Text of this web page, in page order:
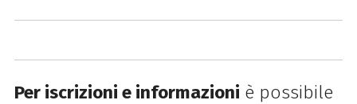
Per iscrizioni e informazioni è possibile